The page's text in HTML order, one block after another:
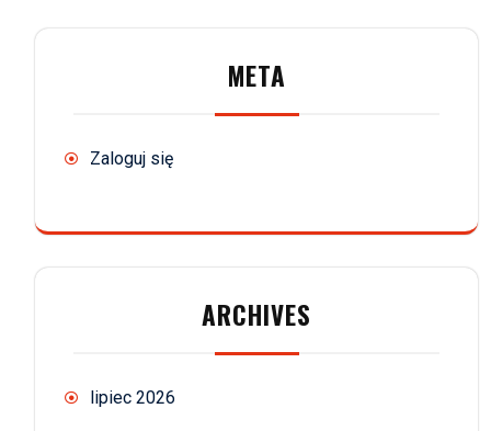
META
Zaloguj się
ARCHIVES
lipiec 2026